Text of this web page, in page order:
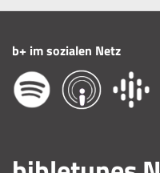
b+ im sozialen Netz